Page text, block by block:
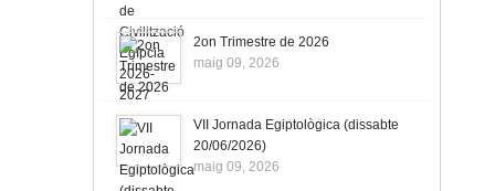
2on Trimestre de 2026
maig 09, 2026
VII Jornada Egiptològica (dissabte
20/06/2026)
maig 09, 2026